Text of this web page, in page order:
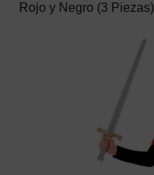
Rojo y Negro (3 Piezas)